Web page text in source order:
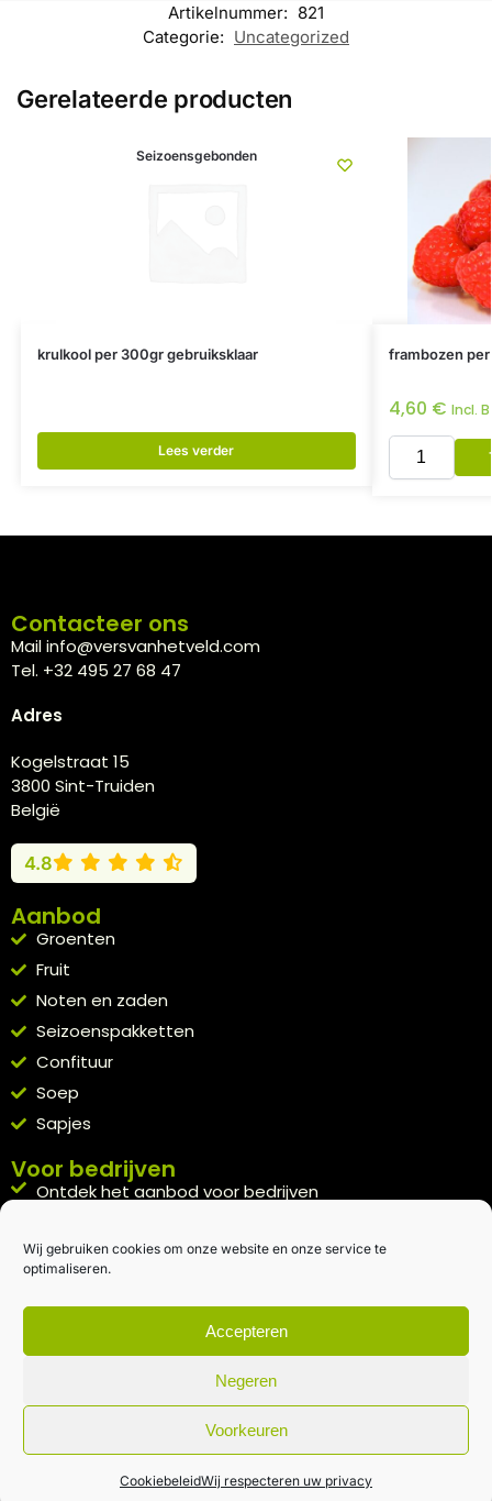
Wij gebruiken cookies om onze website en onze service te
optimaliseren.
Accepteren
Negeren
Voorkeuren
CookiebeleidWij respecteren uw privacy
Artikelnummer: 821
Categorie: Uncategorized
Gerelateerde producten
Seizoensgebonden
krulkool per 300gr gebruiksklaar
Lees verder
frambozen per
4,60 € Incl.
Contacteer ons
Mail info@versvanhetveld.com
Tel. +32 495 27 68 47
Adres
Kogelstraat 15
3800 Sint-Truiden
België
4.8
Aanbod
Groenten
Fruit
Noten en zaden
Seizoenspakketten
Confituur
Soep
Sapjes
Voor bedrijven
Ontdek het aanbod voor bedrijven
Kennismakingspakket aanvragen
Blijft op de hoogte
Rechtstreeks van het veld naar je inbox.
Inschrijven nieuwsbrief
Algemene voorwaarden|Privacybeleid| gemaakt met door
creativitijd